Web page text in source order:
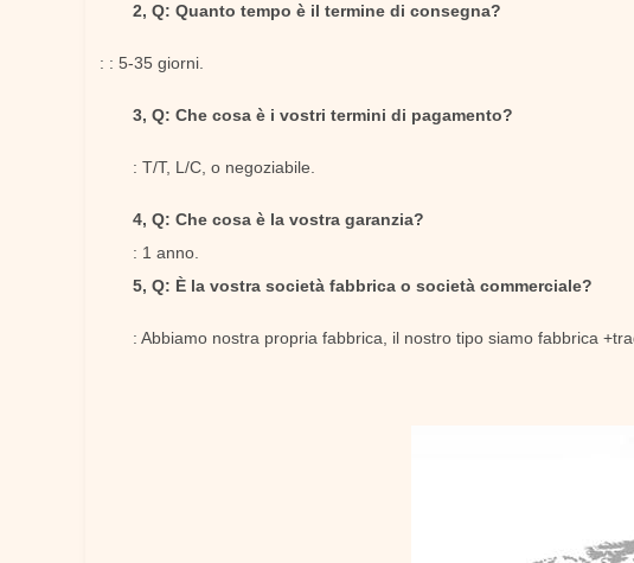
2, Q: Quanto tempo è il termine di consegna?
: : 5-35 giorni.
3, Q: Che cosa è i vostri termini di pagamento?
: T/T, L/C, o negoziabile.
4, Q: Che cosa è la vostra garanzia?
: 1 anno.
5, Q: È la vostra società fabbrica o società commerciale?
: Abbiamo nostra propria fabbrica, il nostro tipo siamo fabbrica